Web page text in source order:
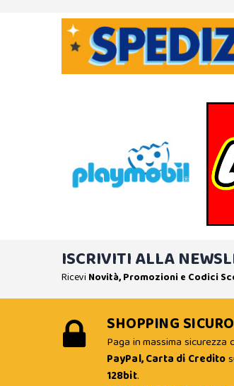
ISCRIVITI ALLA
Ricevi Novità, Promozioni e Codici
SHOPPING SICURO
Paga in massima sicurezza
PayPal, Carta di Credito
128bit.